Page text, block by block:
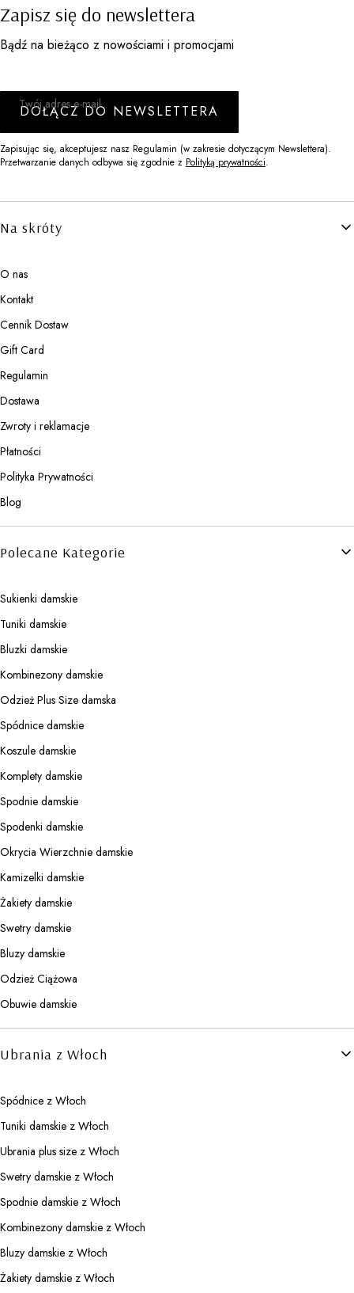
Zapisz się do newslettera
Bądź na bieżąco z nowościami i promocjami
Twój adres e-mail
DOŁĄCZ DO NEWSLETTERA
Zapisując się, akceptujesz nasz Regulamin (w zakresie dotyczącym Newslettera).
Przetwarzanie danych odbywa się zgodnie z Polityką prywatności.
Linki w stopce
Na skróty
O nas
Kontakt
Cennik Dostaw
Gift Card
Regulamin
Dostawa
Zwroty i reklamacje
Płatności
Polityka Prywatności
Blog
Polecane Kategorie
Sukienki damskie
Tuniki damskie
Bluzki damskie
Kombinezony damskie
Odzież Plus Size damska
Spódnice damskie
Koszule damskie
Komplety damskie
Spodnie damskie
Spodenki damskie
Okrycia Wierzchnie damskie
Kamizelki damskie
Żakiety damskie
Swetry damskie
Bluzy damskie
Odzież Ciążowa
Obuwie damskie
Ubrania z Włoch
Spódnice z Włoch
Tuniki damskie z Włoch
Ubrania plus size z Włoch
Swetry damskie z Włoch
Spodnie damskie z Włoch
Kombinezony damskie z Włoch
Bluzy damskie z Włoch
Żakiety damskie z Włoch